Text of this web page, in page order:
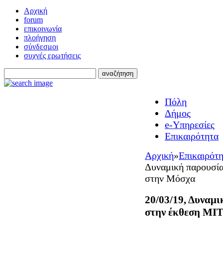
Αρχική
forum
επικοινωνία
πλοήγηση
σύνδεσμοι
συχνές ερωτήσεις
Πόλη
Δήμος
e-Υπηρεσίες
Επικαιρότητα
Αρχική»
Δυναμική
στην Μόσχα
20/03/19,
στην έκθεση